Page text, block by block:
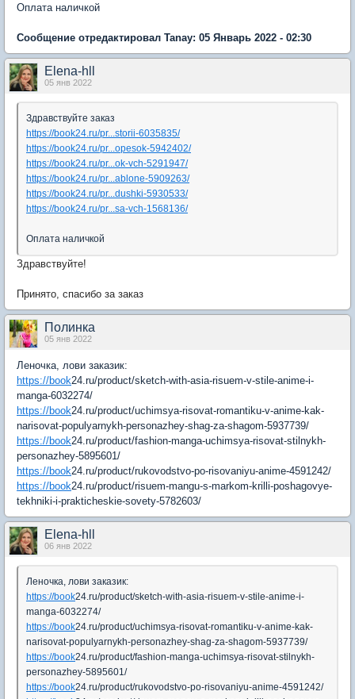
Оплата наличкой
Сообщение отредактировал Tanay: 05 Январь 2022 - 02:30
Elena-hll
05 янв 2022
Здравствуйте заказ
https://book24.ru/pr...storii-6035835/
https://book24.ru/pr...opesok-5942402/
https://book24.ru/pr...ok-vch-5291947/
https://book24.ru/pr...ablone-5909263/
https://book24.ru/pr...dushki-5930533/
https://book24.ru/pr...sa-vch-1568136/
Оплата наличкой
Здравствуйте!
Принято, спасибо за заказ
Полинка
05 янв 2022
Леночка, лови заказик:
https://book24.ru/product/sketch-with-asia-risuem-v-stile-anime-i-
manga-6032274/
https://book24.ru/product/uchimsya-risovat-romantiku-v-anime-kak-
narisovat-populyarnykh-personazhey-shag-za-shagom-5937739/
https://book24.ru/product/fashion-manga-uchimsya-risovat-stilnykh-
personazhey-5895601/
https://book24.ru/product/rukovodstvo-po-risovaniyu-anime-4591242/
https://book24.ru/product/risuem-mangu-s-markom-krilli-poshagovye-
tekhniki-i-prakticheskie-sovety-5782603/
Elena-hll
06 янв 2022
Леночка, лови заказик:
https://book24.ru/product/sketch-with-asia-risuem-v-stile-anime-i-
manga-6032274/
https://book24.ru/product/uchimsya-risovat-romantiku-v-anime-kak-
narisovat-populyarnykh-personazhey-shag-za-shagom-5937739/
https://book24.ru/product/fashion-manga-uchimsya-risovat-stilnykh-
personazhey-5895601/
https://book24.ru/product/rukovodstvo-po-risovaniyu-anime-4591242/